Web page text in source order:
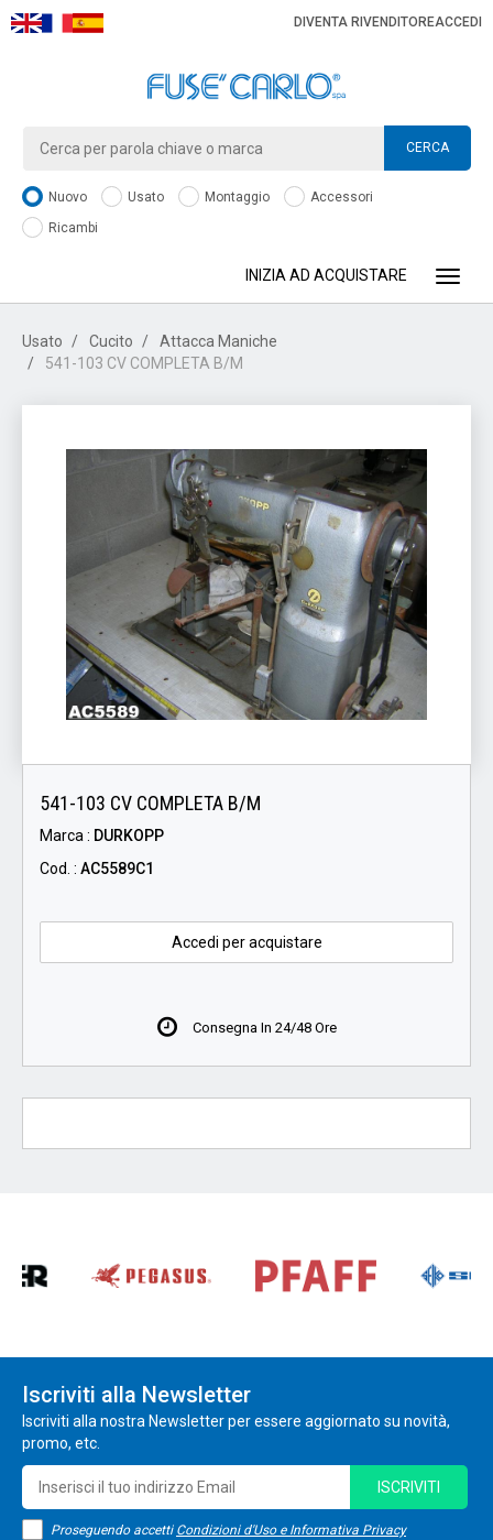
DIVENTA RIVENDITOREACCEDI
CERCA
Nuovo Usato Montaggio
Accessori
Ricambi
INIZIA AD ACQUISTARE
Usato Cucito
Attacca Maniche
541-103 CV COMPLETA B/M
541-103 CV COMPLETA B/M
Marca : DURKOPP
Cod. : AC5589C1
Accedi per acquistare
Consegna In 24/48 Ore
Iscriviti alla Newsletter
Iscriviti alla nostra Newsletter per essere aggiornato su novità,
promo, etc.
Proseguendo accetti Condizioni d'Uso e Informativa Privacy
ISCRIVITI